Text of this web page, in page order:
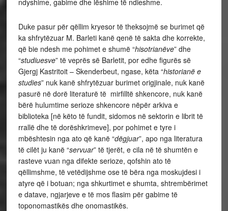
Duke pasur për qëllim kryesor të theksojmë se burimet që
ka shfrytëzuar M. Barleti kanë qenë të sakta dhe korrekte,
që bie ndesh me pohimet e shumë “hisotrianëve” dhe
“studiuesve” të veprës së Barletit, por edhe figurës së
Gjergj Kastritoit – Skenderbeut, ngase, këta “historianë e
studies” nuk kanë shfrytëzuar burimet origjinale, nuk kanë
pasurë në dorë literaturë të mirfilltë shkencore, nuk kanë
bërë hulumtime serioze shkencore nëpër arkiva e
biblioteka [në këto të fundit, sidomos në sektorin e librit të
rrallë dhe të dorëshkrimeve], por pohimet e tyre i
mbështesin nga ato që kanë “dëgjuar”, apo nga literatura
të cilët ju kanë “servuar” të tjerët, e cila në të shumtën e
rasteve vuan nga difekte serioze, qofshin ato të
qëllimshme, të vetëdijshme ose të bëra nga moskujdesi i
atyre që i botuan; nga shkurtimet e shumta, shtrembërimet
e datave, ngjarjeve e të mos flasim për gabime të
toponomastikës dhe onomastikës.